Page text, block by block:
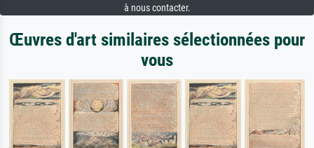
à nous contacter.
Œuvres d'art similaires sélectionnées pour
vous